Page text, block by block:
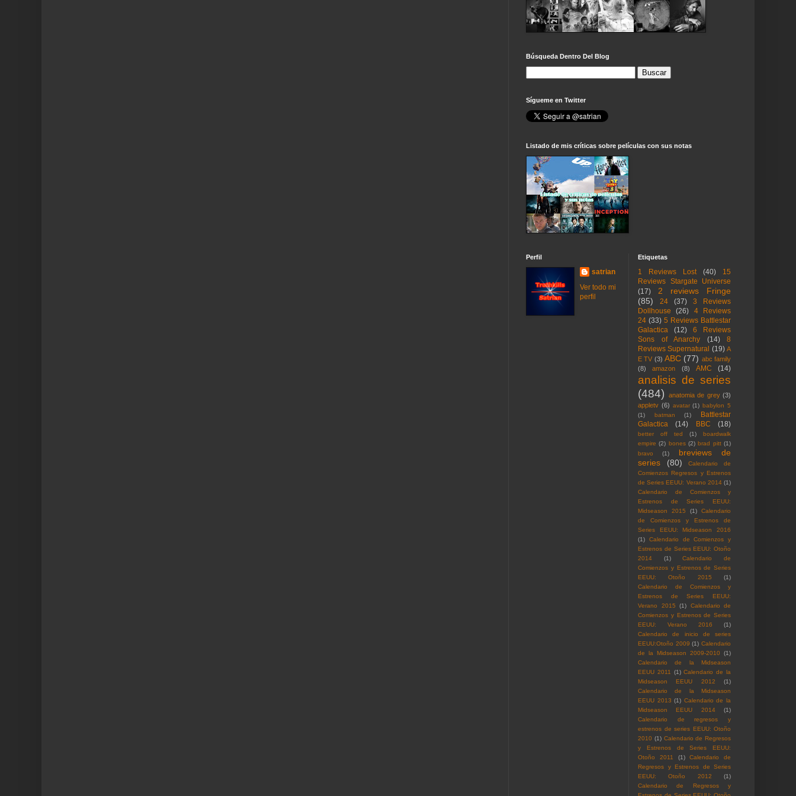
Búsqueda Dentro Del Blog
Sígueme en Twitter
Listado de mis críticas sobre películas con sus notas
Perfil
satrian
Ver todo mi
perfil
Etiquetas
1 Reviews Lost (40)
15
Reviews Stargate Universe
(17)
2 reviews Fringe
(85)
24 (37)
3 Reviews
Dollhouse
(26)
4 Reviews
24 (33) 5 Reviews Battlestar
Galactica
(12)
6 Reviews
Sons of Anarchy
(14)
8
Reviews Supernatural (19) A
E TV (3) ABC (77) abc family
(8)
amazon (8) AMC (14)
analisis de series
(484)
anatomia de grey (3)
appletv (6) avatar (1) babylon 5
(1)
batman (1)
Battlestar
Galactica
(14) BBC (18)
better off ted (1)
boardwalk
empire (2) bones (2) brad pitt (1)
bravo
(1)
breviews de
series
(80)
Calendario de
Comienzos Regresos y Estrenos
de Series EEUU: Verano 2014 (1)
Calendario de Comienzos y
Estrenos de Series EEUU:
Midseason 2015
(1)
Calendario
de Comienzos y Estrenos de
Series EEUU: Midseason 2016
(1)
Calendario de Comienzos y
Estrenos de Series EEUU: Otoño
2014
(1)
Calendario de
Comienzos y Estrenos de Series
EEUU: Otoño 2015
(1)
Calendario de Comienzos y
Estrenos de Series EEUU:
Verano 2015
(1)
Calendario de
Comienzos y Estrenos de Series
EEUU: Verano 2016
(1)
Calendario de inicio de series
EEUU:Otoño 2009 (1) Calendario
de la Midseason 2009-2010
(1)
Calendario de la Midseason
EEUU 2011 (1) Calendario de la
Midseason EEUU 2012
(1)
Calendario de la Midseason
EEUU 2013 (1) Calendario de la
Midseason EEUU 2014
(1)
Calendario de regresos y
estrenos de series EEUU: Otoño
2010 (1) Calendario de Regresos
y Estrenos de Series EEUU:
Otoño 2011
(1)
Calendario de
Regresos y Estrenos de Series
EEUU: Otoño 2012
(1)
Calendario de Regresos y